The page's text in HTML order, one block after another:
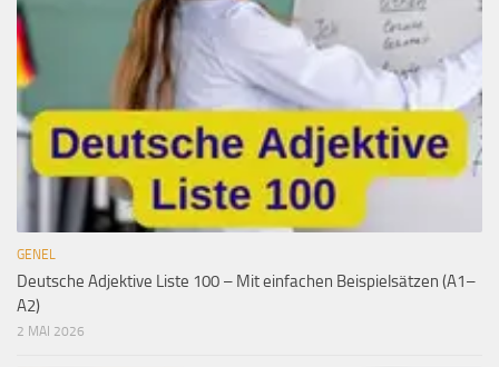
GENEL
Deutsche Adjektive Liste 100 – Mit einfachen Beispielsätzen (A1–
A2)
2 MAI 2026